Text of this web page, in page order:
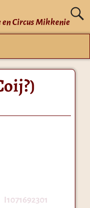
Circus Mikkenie
I1071692301